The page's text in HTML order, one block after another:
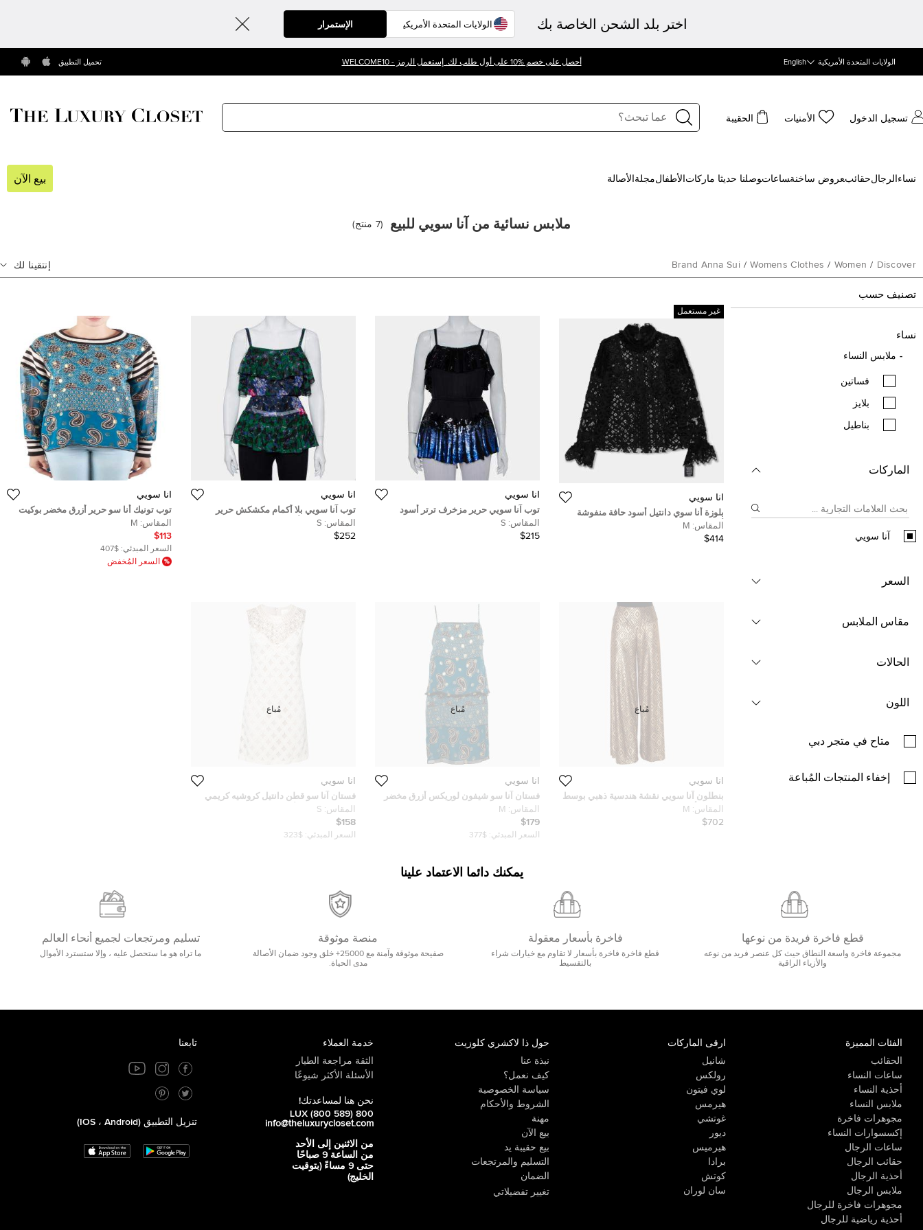
اختر بلد الشحن الخاصة بك الإستمرار
الولايات المتحدة الأمريكية English أحصل على خصم %10 على أول طلب لك. إستعمل الرمز - WELCOME10 تحميل التطبيق
تسجيل الدخول الأمنيات الحقيبة
نساء الرجالحقائب‍عروض ساخنة‍ساعات‍وصلنا حديثا ‍ ماركات الأطفالمجلة الأصالة بيع الآن
ملابس نسائية من آنا سويي للبيع (
7 منتج)
Discover
/
Women
/
Womens Clothes
/
Brand Anna Sui إنتقينا لك
تصنيف حسب
نساء
ملابس النساء
فساتين
بلايز
بناطيل
الماركات
آنا سويي
السعر
مقاس الملابس
الحالات
اللون
متاح في متجر دبي
إخفاء المنتجات المُباعة
غير مستعمل
آنا سويي
بلوزة أنا سوي دانتيل أسود حافة منفوشة
أكمام طويلة مقاس متوسط (ميديوم)
المقاس: M
$414
آنا سويي
توب آنا سويي حرير مزخرف ترتر أسود
بطيات مقاس صغير - سمول
المقاس: S
$215
آنا سويي
توب آنا سويي بلا أكمام مكشكش حرير
مطبوع متعدد الألوان مقاس صغير
المقاس: S
$252
آنا سويي
توب تونيك أنا سو حرير أزرق مخضر بوكيت
وشاح مطبوع حواف مضلعة M
المقاس: M
$113
السعر المبدئي: $407
السعر المُخفض
آنا سويي
بنطلون آنا سويي نقشة هندسية ذهبي بوسط
مرتفع بأرجل واسعة مقاس متوسط - ميديوم
المقاس: M
$702
مُباع
آنا سويي
فستان آنا سو شيفون لوريكس أزرق مخضر
بحمالات M
المقاس: M
$179
السعر المبدئي: $377
مُباع
آنا سويي
فستان آنا سو قطن دانتيل كروشيه كريمي
طبقة مطرزة بلا أكمام S
المقاس: S
$158
السعر المبدئي: $323
مُباع
يمكنك دائما الاعتماد علينا
قطع فاخرة فريدة من نوعها
مجموعة فاخرة واسعة النطاق حيث كل عنصر فريد من نوعه
والأزياء الراقية
فاخرة بأسعار معقولة
قطع فاخرة فاخرة بأسعار لا تقاوم مع خيارات شراء
بالتقسيط
منصة موثوقة
صفيحة موثوقة وآمنة مع 25000+ خلق وجود ضمان الأصالة
مدى الحياة.
تسليم ومرتجعات لجميع أنحاء العالم
ما تراه هو ما ستحصل عليه ، وإلا ستسترد الأموال
الفئات المميزة
الحقائب
ساعات النساء
أحذية النساء
ملابس النساء
مجوهرات فاخرة
إكسسوارات النساء
ساعات الرجال
حقائب الرجال
أحذية الرجال
ملابس الرجال
مجوهرات فاخرة للرجال
أحذية رياضية للرجال
ارقى الماركات
شانيل
رولكس
لوي فيتون
هيرمس
غوتشي
ديور
هيرميس
برادا
كوتش
سان لوران
حول ذا لاكشري كلوزيت
نبذة عنا
كيف نعمل؟
سياسة الخصوصية
الشروط والأحكام
مهنة
بيع الآن
بيع حقيبة يد
التسليم والمرتجعات
الضمان
تغيير تفضيلاتي
خدمة العملاء
الثقة مراجعة الطيار
الأسئلة الأكثر شيوعًا
نحن هنا لمساعدتك!
800 LUX (800 589)
info@theluxurycloset.com
من الاثنين إلى الأحد
من الساعة 9 صباحًا
حتى 9 مساءً (بتوقيت
الخليج)
تابعنا
تنزيل التطبيق (iOS ، Android)